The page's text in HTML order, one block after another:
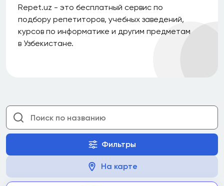
Repet.uz - это бесплатный сервис по
подбору репетиторов, учебных заведений,
курсов по информатике и другим предметам
в Узбекистане.
Фильтры
На карте